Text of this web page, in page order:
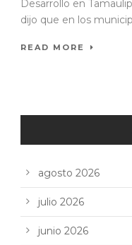
Desarrollo en
dijo que en los
READ MORE
agosto 2026
julio 2026
junio 2026